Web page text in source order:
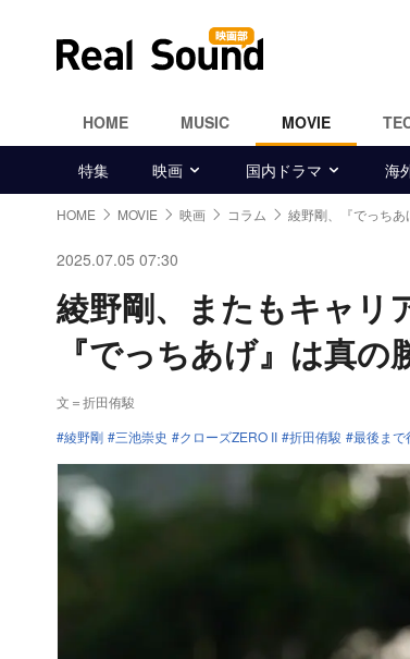
HOME MUSIC MOVIE
特集 映画 国内ドラマ 海
HOME MOVIE 映画 コラム 綾野剛、『でっち
2025.07.05 07:30
綾野剛、またもキャ
『でっちあげ』は真の
文＝折田侑駿
綾野剛
三池崇史 クローズZERO II 折田侑駿 最後まで